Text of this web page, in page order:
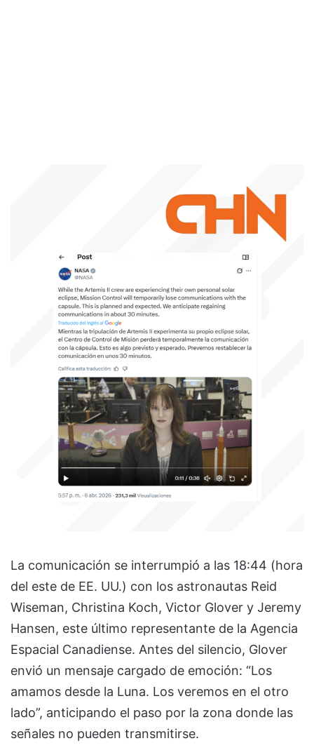
La comunicación se interrumpió a las 18:44 (hora
del este de EE. UU.) con los astronautas Reid
Wiseman, Christina Koch, Victor Glover y Jeremy
Hansen, este último representante de la Agencia
Espacial Canadiense. Antes del silencio, Glover
envió un mensaje cargado de emoción: “Los
amamos desde la Luna. Los veremos en el otro
lado”, anticipando el paso por la zona donde las
señales no pueden transmitirse.